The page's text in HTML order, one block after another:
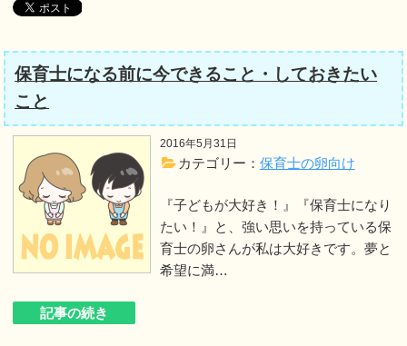
保育士になる前に今できること・しておきたい
こと
2016年5月31日
カテゴリー： 保育士の卵向け
『子どもが大好き！』『保育士になり
たい！』と、強い思いを持っている保
育士の卵さんが私は大好きです。夢と
希望に満…
記事の続き